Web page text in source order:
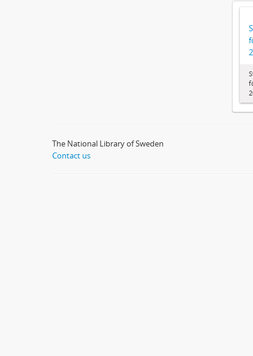
The National Library of Sweden
Contact us